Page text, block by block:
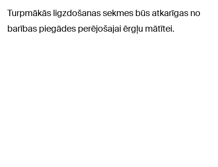
Turpmākās ligzdošanas sekmes būs atkarīgas no
barības piegādes perējošajai ērgļu mātītei.